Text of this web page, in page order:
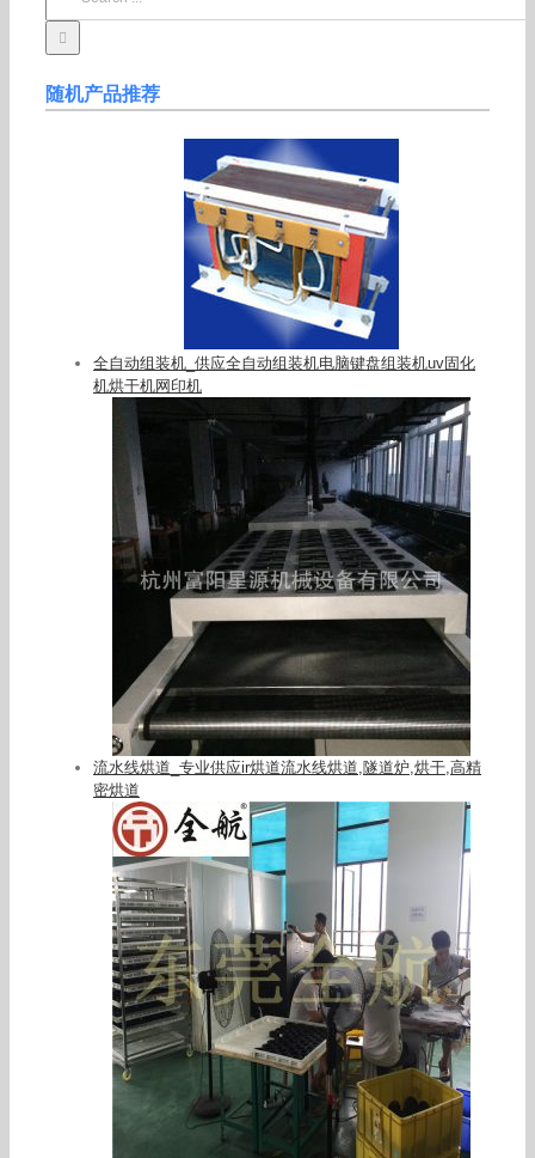
随机产品推荐
全自动组装机_供应全自动组装机电脑键盘组装机uv固化
机烘干机网印机
流水线烘道_专业供应ir烘道流水线烘道,隧道炉,烘干,高精
密烘道